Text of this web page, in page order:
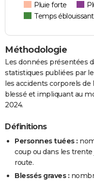
Pluie forte
Temps éblouissant
Méthodologie
Les données présentées
statistiques publiées par
les accidents corporels
blessé et impliquant au
2024.
Définitions
Personnes tuées :
coup ou dans les
route.
Blessés graves :